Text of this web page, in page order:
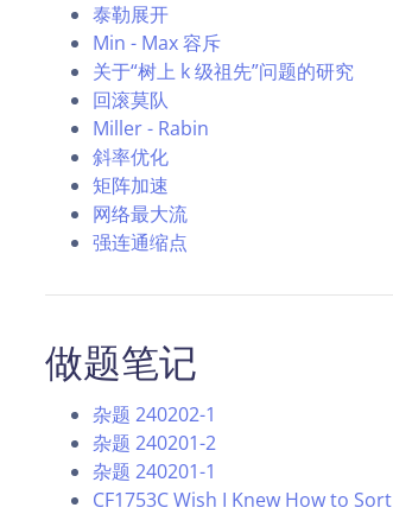
泰勒展开
Min - Max 容斥
关于“树上 k 级祖先”问题的研究
回滚莫队
Miller - Rabin
斜率优化
矩阵加速
网络最大流
强连通缩点
做题笔记
杂题 240202-1
杂题 240201-2
杂题 240201-1
CF1753C Wish I Knew How to Sort